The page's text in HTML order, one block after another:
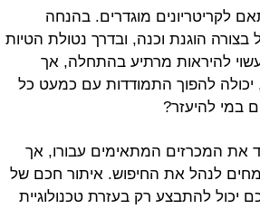
לקריטריונים מוגדרים. בהנחה
הוגנת וכנה, ובדרך נטולת הטיות
להיראות מרתיע בהתחלה, אך
להפוך התמודדות עם כמעט כל
במי להיעזר?
את המכרזים המתאימים עבורו, אך
לנהל את החיפוש. איתור חכם של
יכול להתבצע רק בעזרת טכנולוגיית